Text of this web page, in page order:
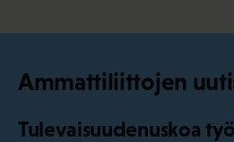
Ammattiliittojen
Tulevaisuudenuskoa